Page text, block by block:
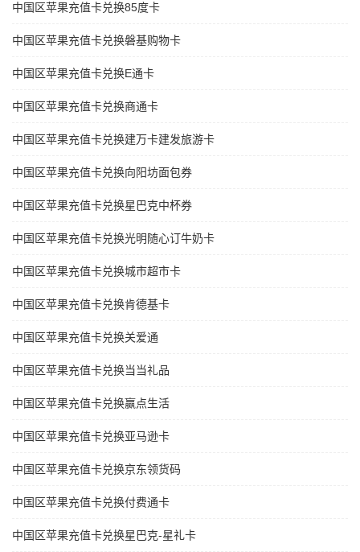
中国区苹果充值卡兑换85度卡
中国区苹果充值卡兑换磐基购物卡
中国区苹果充值卡兑换E通卡
中国区苹果充值卡兑换商通卡
中国区苹果充值卡兑换建万卡建发旅游卡
中国区苹果充值卡兑换向阳坊面包券
中国区苹果充值卡兑换星巴克中杯券
中国区苹果充值卡兑换光明随心订牛奶卡
中国区苹果充值卡兑换城市超市卡
中国区苹果充值卡兑换肯德基卡
中国区苹果充值卡兑换关爱通
中国区苹果充值卡兑换当当礼品
中国区苹果充值卡兑换赢点生活
中国区苹果充值卡兑换亚马逊卡
中国区苹果充值卡兑换京东领货码
中国区苹果充值卡兑换付费通卡
中国区苹果充值卡兑换星巴克-星礼卡